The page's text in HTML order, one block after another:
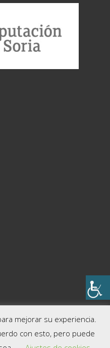
mejorar su experiencia.
con esto, pero puede